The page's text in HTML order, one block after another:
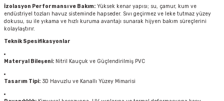
İzolasyon Performansı ve Bakım: Yüksek kenar yapısı; su, çamur, kum ve
endüstriyel tozları havuz sisteminde hapseder. Sıvı geçirmez ve leke tutmaz yüzey
dokusu, su ile yıkama ve hızlı kuruma avantajı sunarak hijyen bakım süreçlerini
kolaylaştırır.
Teknik Spesifikasyonlar
Materyal Bileşeni: Nitril Kauçuk ve Güçlendirilmiş PVC
Tasarım Tipi: 3D Havuzlu ve Kanallı Yüzey Mimarisi